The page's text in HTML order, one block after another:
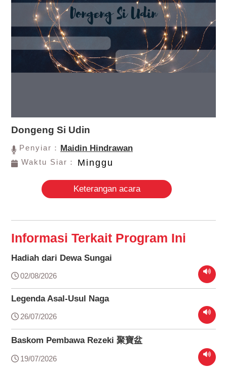
Dongeng Si Udin
Penyiar： Maidin Hindrawan
Waktu Siar： Minggu
Keterangan acara
Informasi Terkait Program Ini
Hadiah dari Dewa Sungai
02/08/2026
Legenda Asal-Usul Naga
26/07/2026
Baskom Pembawa Rezeki 聚寶盆
19/07/2026